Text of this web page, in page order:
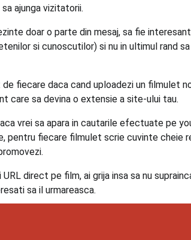
ajunga vizitatorii.
doar o parte din mesaj, sa fie
si cunoscutilor) si nu in ultimul rand
fiecare daca cand uploadezi un filmulet
care sa devina o extensie a site-ului tau.
vrei sa apara in cautarile efectuate pe
fiecare filmulet scrie cuvinte cheie
direct pe film, ai grija insa sa nu
sa il urmareasca.